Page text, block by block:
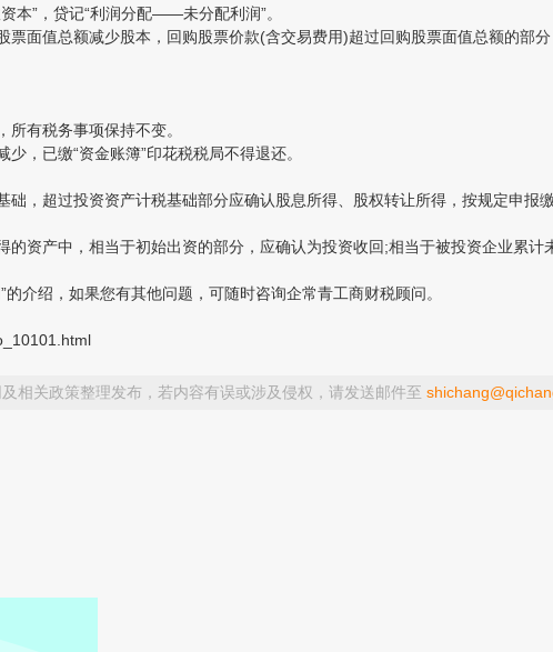
”，贷记“利润分配——未分配利润”。
值总额减少股本，回购股票价款(含交易费用)超过回购股票面值总额的部
有税务事项保持不变。
已缴“资金账簿”印花税税局不得退还。
超过投资资产计税基础部分应确认股息所得、股权转让所得，按规定申报缴
产中，相当于初始出资的部分，应确认为投资收回;相当于被投资企业累计
绍，如果您有其他问题，可随时咨询企常青工商财税顾问。
相关政策整理发布，若内容有误或涉及侵权，请发送邮件至